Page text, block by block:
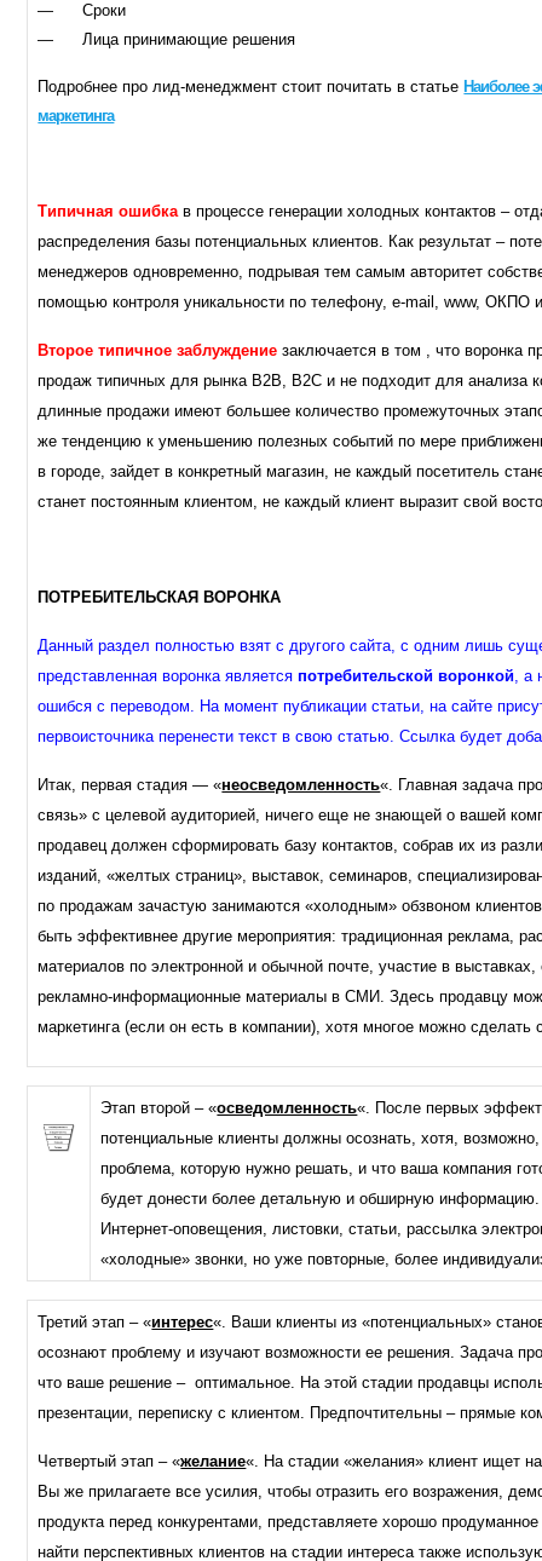
— Сроки
— Лица принимающие решения
Подробнее про лид-менеджмент стоит почитать в статье Наиболее
маркетинга
Типичная ошибкав процессе генерации холодных контактов –
распределения базы потенциальных клиентов. Как результат –
менеджеров одновременно, подрывая тем самым авторитет
помощью контроля уникальности по телефону, e-mail, www, ОКПО
Второе типичное заблуждение заключается в том , что воронка
продаж типичных для рынка B2B, B2C и не подходит для анализа
длинные продажи имеют большее количество промежуточных
же тенденцию к уменьшению полезных событий по мере
в городе, зайдет в конкретный магазин, не каждый посетитель
станет постоянным клиентом, не каждый клиент выразит свой
ПОТРЕБИТЕЛЬСКАЯ ВОРОНКА
Данный раздел полностью взят с другого сайта, с одним лишь
представленная воронка являетсяпотребительской воронкой, а
ошибся с переводом. На момент публикации статьи, на сайте
первоисточника перенести текст в свою статью. Ссылка будет
Итак, первая стадия — «неосведомленность«. Главная задача
связь» с целевой аудиторией, ничего еще не знающей о вашей
продавец должен сформировать базу контактов, собрав их из
изданий, «желтых страниц», выставок, семинаров,
по продажам зачастую занимаются «холодным» обзвоном
быть эффективнее другие мероприятия: традиционная реклама,
материалов по электронной и обычной почте, участие в
рекламно-информационные материалы в СМИ. Здесь продавцу
маркетинга (если он есть в компании), хотя многое можно
Этап второй – «осведомленность«. После первых
потенциальные клиенты должны осознать, хотя,
проблема, которую нужно решать, и что ваша компания
будет донести более детальную и обширную
Интернет-оповещения, листовки, статьи, рассылка
«холодные» звонки, но уже повторные, более
Третий этап – «интерес«. Ваши клиенты из «потенциальных»
осознают проблему и изучают возможности ее решения. Задача
что ваше решение – оптимальное. На этой стадии продавцы
презентации, переписку с клиентом. Предпочтительны – прямые
Четвертый этап – «желание«. На стадии «желания» клиент ищет
Вы же прилагаете все усилия, чтобы отразить его возражения,
продукта перед конкурентами, представляете хорошо
найти перспективных клиентов на стадии интереса также